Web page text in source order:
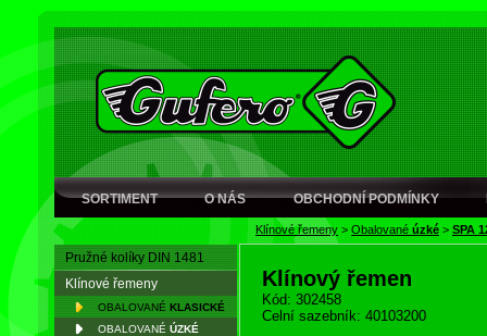
SORTIMENT O NÁS OBCHODNÍ PODMÍNKY
Klínové řemeny > Obalované úzké > SPA
Pružné kolíky DIN 1481
Klínové řemeny
OBALOVANÉ KLASICKÉ
OBALOVANÉ ÚZKÉ
Klínový řemen
Kód: 302458
Celní sazebník: 40103200